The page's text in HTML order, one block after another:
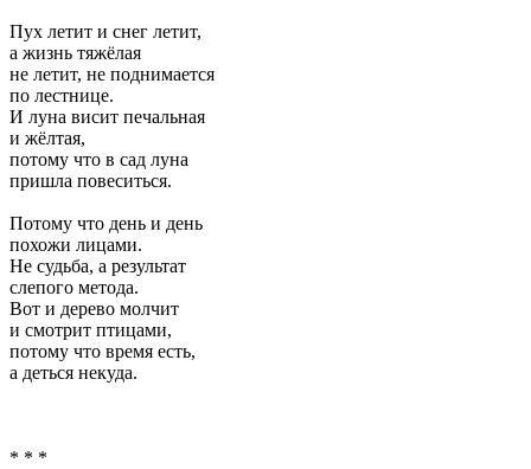
Пух летит и снег летит,
а жизнь тяжёлая
не летит, не поднимается
по лестнице.
И луна висит печальная
и жёлтая,
потому что в сад луна
пришла повеситься.
Потому что день и день
похожи лицами.
Не судьба, а результат
слепого метода.
Вот и дерево молчит
и смотрит птицами,
потому что время есть,
а деться некуда.
* * *